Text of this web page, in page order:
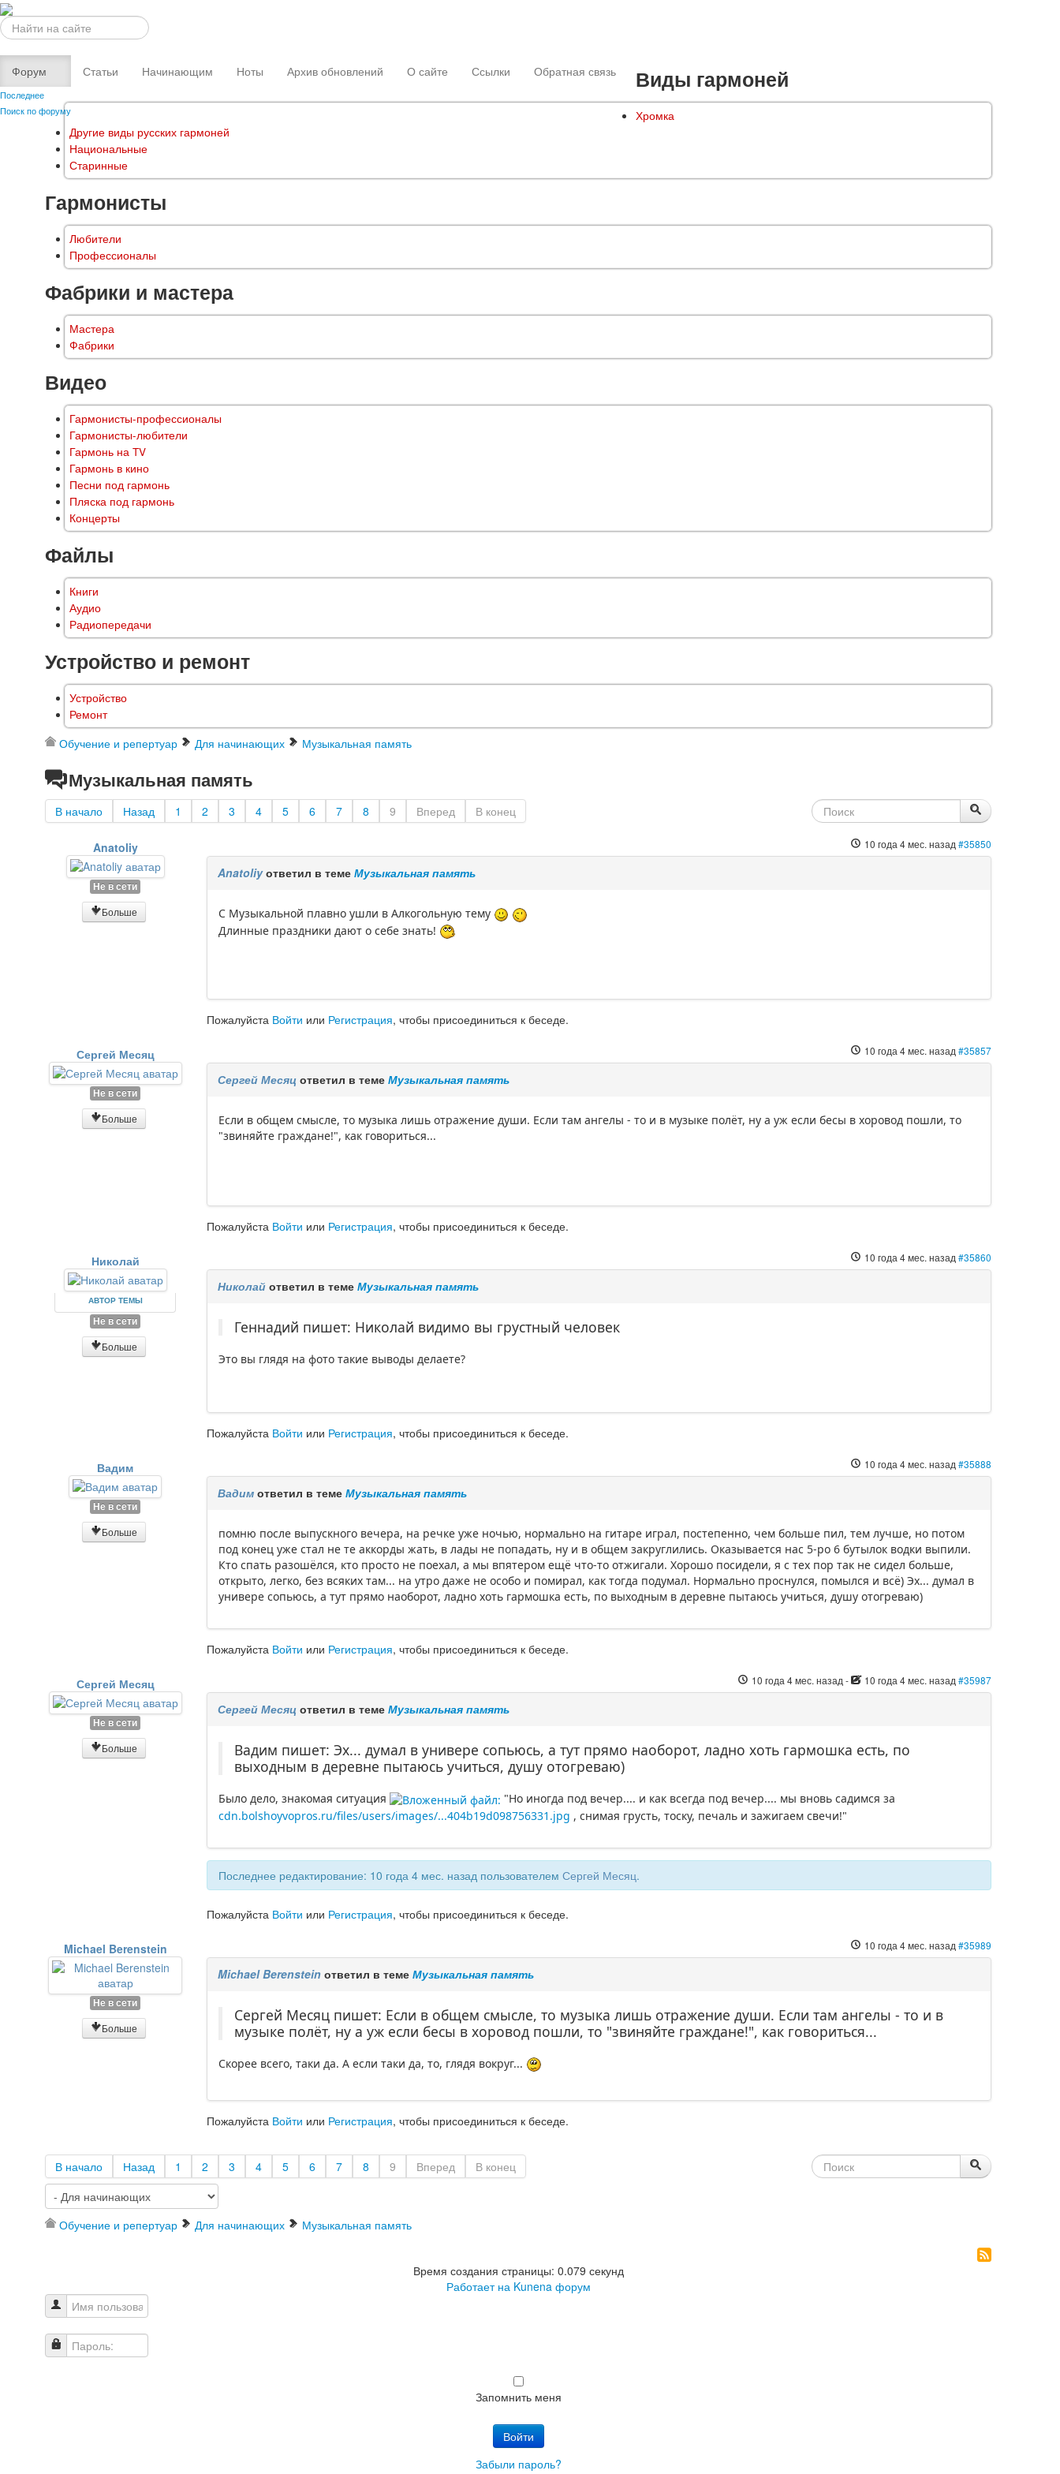
Искать...
Форум
Последнее
Поиск по форуму
Статьи Начинающим Ноты Архив обновлений О сайте Ссылки Обратная связь Виды гармоней
Хромка
Другие виды русских гармоней
Национальные
Старинные
Гармонисты
Любители
Профессионалы
Фабрики и мастера
Мастера
Фабрики
Видео
Гармонисты-профессионалы
Гармонисты-любители
Гармонь на TV
Гармонь в кино
Песни под гармонь
Пляска под гармонь
Концерты
Файлы
Книги
Аудио
Радиопередачи
Устройство и ремонт
Устройство
Ремонт
Обучение и репертуар Для начинающих Музыкальная память
Музыкальная память
В начало Назад 1 2 3 4 5 6 7 8 9 Вперед В конец
Anatoliy
Не в сети
Больше
10 года 4 мес. назад #35850
Anatoliyответил в темеМузыкальная память
С Музыкальной плавно ушли в Алкогольную тему
Длинные праздники дают о себе знать!
Пожалуйста Войти или Регистрация, чтобы присоединиться к беседе.
Сергей Месяц
Не в сети
Больше
10 года 4 мес. назад #35857
Сергей Месяц ответил в темеМузыкальная память
Если в общем смысле, то музыка лишь отражение души. Если там ангелы - то и в музыке полёт, ну а уж если бесы в хоровод пошли, то
"звиняйте граждане!", как говориться...
Пожалуйста Войти или Регистрация, чтобы присоединиться к беседе.
Николай
АВТОР ТЕМЫ
Не в сети
Больше
10 года 4 мес. назад #35860
Николай ответил в темеМузыкальная память
Геннадий пишет: Николай видимо вы грустный человек
Это вы глядя на фото такие выводы делаете?
Пожалуйста Войти или Регистрация, чтобы присоединиться к беседе.
Вадим
Не в сети
Больше
10 года 4 мес. назад #35888
Вадим ответил в темеМузыкальная память
помню после выпускного вечера, на речке уже ночью, нормально на гитаре играл, постепенно, чем больше пил, тем лучше, но потом
под конец уже стал не те аккорды жать, в лады не попадать, ну и в общем закруглились. Оказывается нас 5-ро 6 бутылок водки выпили.
Кто спать разошёлся, кто просто не поехал, а мы впятером ещё что-то отжигали. Хорошо посидели, я с тех пор так не сидел больше,
открыто, легко, без всяких там... на утро даже не особо и помирал, как тогда подумал. Нормально проснулся, помылся и всё) Эх... думал в
универе сопьюсь, а тут прямо наоборот, ладно хоть гармошка есть, по выходным в деревне пытаюсь учиться, душу отогреваю)
Пожалуйста Войти или Регистрация, чтобы присоединиться к беседе.
Сергей Месяц
Не в сети
Больше
10 года 4 мес. назад - 10 года 4 мес. назад #35987
Сергей Месяц ответил в темеМузыкальная память
Вадим пишет: Эх... думал в универе сопьюсь, а тут прямо наоборот, ладно хоть гармошка есть, по
выходным в деревне пытаюсь учиться, душу отогреваю)
Было дело, знакомая ситуация
"Но иногда под вечер.... и как всегда под вечер.... мы вновь садимся за
cdn.bolshoyvopros.ru/files/users/images/...404b19d098756331.jpg , снимая грусть, тоску, печаль и зажигаем свечи!"
Последнее редактирование: 10 года 4 мес. назад пользователемСергей Месяц.
Пожалуйста Войти или Регистрация, чтобы присоединиться к беседе.
Michael Berenstein
Не в сети
Больше
10 года 4 мес. назад #35989
Michael Berenstein ответил в темеМузыкальная память
Сергей Месяц пишет: Если в общем смысле, то музыка лишь отражение души. Если там ангелы - то и в
музыке полёт, ну а уж если бесы в хоровод пошли, то "звиняйте граждане!", как говориться...
Скорее всего, таки да. А если таки да, то, глядя вокруг...
Пожалуйста Войти или Регистрация, чтобы присоединиться к беседе.
В начало Назад 1 2 3 4 5 6 7 8 9 Вперед В конец
Обучение и репертуар Для начинающих Музыкальная память
Время создания страницы: 0.079 секунд
Работает на Kunena форум
Имя пользователя
Пароль:
Запомнить меня
Войти
Забыли пароль?